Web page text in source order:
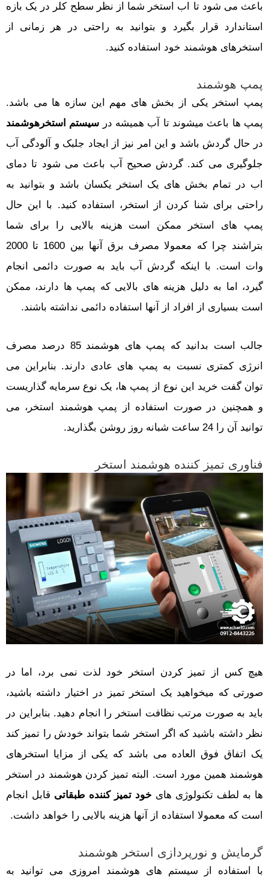
باعث می شود تا اب استخر شما از نظر سطح کلر در یک بازه
استاندارد قرار بگیرد و بتوانید به راحتی در هر زمانی از
استخرهای هوشمند خود استفاده کنید.
پمپ هوشمند
پمپ استخر یکی از بخش های مهم این سازه ها می باشد.
پمپ ها باعث میشوند تا آب همیشه در سیستم استخرهوشمند
در حال گردش باشد و این امر نیز از ایجاد جلبک و آلودگی آب
جلوگیری می کند. گردش صحیح آب باعث می شود تا دمای
اب در تمام بخش های یک استخر یکسان باشد و بتوانید به
راحتی برای شنا کردن از استخر، استفاده کنید. با این حال
پمپ های استخر ممکن است هزینه بالایی را برای شما
بتراشند چرا که معمولا مصرف برق آنها بین 1600 تا 2000
وات است. با اینکه گردش آب باید به صورت دائمی انجام
گیرد، اما به دلیل هزینه های بالایی که پمپ ها دارند، ممکن
است بسیاری از افراد از آنها استفاده دائمی نداشته باشند.
جالب است بدانید که پمپ های هوشمند 85 درصد مصرف
انرژی کمتری نسبت به پمپ های عادی دارند. بنابراین می
توان گفت خرید این نوع از پمپ ها، یک نوع سرمایه گذاریست
و همچنین در صورت استفاده از پمپ هوشمند استخر، می
توانید آن را 24 ساعت شبانه روز روشن بگذارید.
فناوری تمیز کننده هوشمند استخر
هیچ کس از تمیز کردن استخر خود لذت نمی برد، اما در
صورتی که میخواهید یک استخر تمیز در اختیار داشته باشید،
باید به صورت مرتب نظافت استخر را انجام دهید. بنابراین در
نظر داشته باشید که اگر استخر شما بتواند خودش را تمیز کند
یک اتفاق فوق العاده می باشد که یکی از مزایا استخرهای
هوشمند همین مورد است. البته تمیز کردن هوشمند در استخر
ها به لطف تکنولوژی های خود تمیز کننده طبقاتی قابل انجام
است که معمولا استفاده از آنها هزینه بالایی را خواهد داشت.
گرمایش و نورپردازی استخر هوشمند
با استفاده از سیستم های هوشمند امروزی می توانید به